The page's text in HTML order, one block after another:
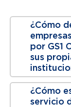
¿Cómo
por GS1
sus
¿Cómo
servicio